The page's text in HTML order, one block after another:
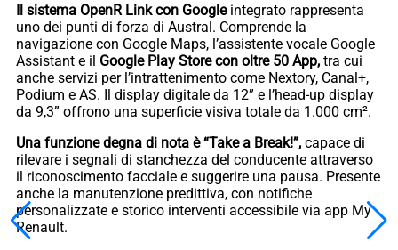
Il sistema OpenR Link con Googleintegrato rappresenta
uno dei punti di forza di Austral. Comprende la
navigazione con Google Maps, l’assistente vocale Google
Assistant e il Google Play Store con oltre 50 App, tra cui
anche servizi per l’intrattenimento come Nextory, Canal+,
Podium e AS. Il display digitale da 12” e l’head-up display
da 9,3” offrono una superficie visiva totale da 1.000 cm².
Una funzione degna di nota è “Take a Break!”, capace di
rilevare i segnali di stanchezza del conducente attraverso
il riconoscimento facciale e suggerire una pausa. Presente
anche la manutenzione predittiva, con notifiche
personalizzate e storico interventi accessibile via app My
Renault.